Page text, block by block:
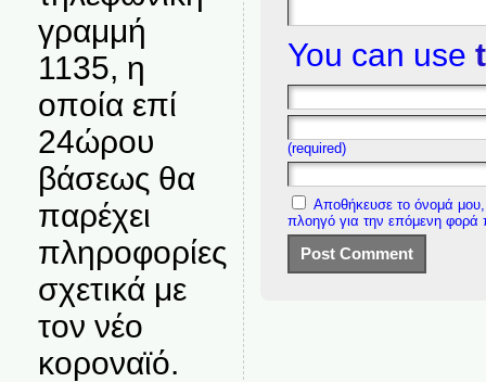
γραμμή
1135, η
οποία επί
24ώρου
βάσεως θα
παρέχει
πληροφορίες
σχετικά με
τον νέο
κοροναϊό.
You can use
(required)
Αποθήκευσε το όνομά μου,
πλοηγό για την επόμενη